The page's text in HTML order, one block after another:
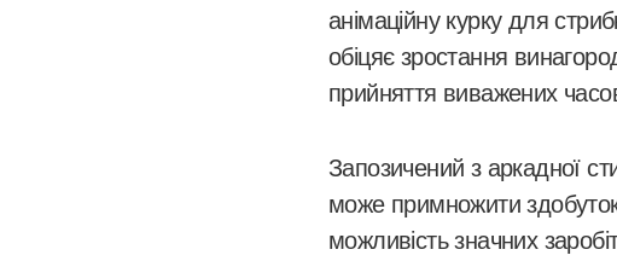
анімаційну курку для
обіцяє зростання
прийняття виважених
Запозичений з аркадної
може примножити
можливість значних